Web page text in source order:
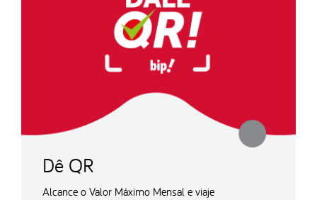
Dê QR
Alcance o Valor Máximo Mensal e viaje